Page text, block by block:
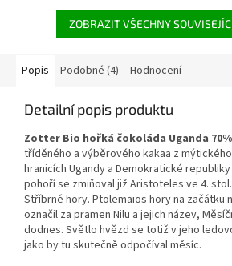
ZOBRAZIT VŠECHNY
Popis Podobné (4) Hodnocení
Detailní popis produktu
Zotter Bio hořká čokoláda Uganda
tříděného a výběrového kakaa z
hranicích Ugandy a Demokratické
pohoří se zmiňoval již Aristoteles ve 4. stol.
Stříbrné hory. Ptolemaios hory na začátku
označil za pramen Nilu a jejich název,
dodnes. Světlo hvězd se totiž v jeho
jako by tu skutečně odpočíval měsíc.